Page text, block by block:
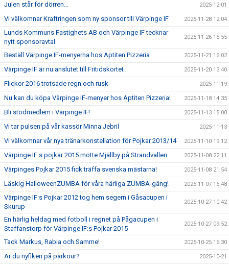
Julen står för dörren... 2025-12-01
Vi välkomnar Kraftringen som ny sponsor till Värpinge IF 2025-11-28 12:04
Lunds Kommuns Fastighets AB och Värpinge IF tecknar
nytt sponsoravtal
2025-11-26 15:55
Beställ Värpinge IF-menyerna hos Aptiten Pizzeria 2025-11-21 16:02
Värpinge IF är nu anslutet till Fritidskortet 2025-11-20 13:40
Flickor 2016 trotsade regn och rusk 2025-11-19
Nu kan du köpa Värpinge IF-menyer hos Aptiten Pizzeria! 2025-11-18 14:35
Bli stödmedlem i Värpinge IF! 2025-11-13 15:00
Vi tar pulsen på vår kassör Minna Jebril 2025-11-13
Vi välkomnar vår nya tränarkonstellation för Pojkar 2013/14 2025-11-10 19:12
Värpinge IF:s pojkar 2015 mötte Mjällby på Strandvallen 2025-11-08 22:11
Värpinges Pojkar 2015 fick träffa svenska mästarna! 2025-11-08 21:54
Läskig HalloweenZUMBA för våra härliga ZUMBA-gäng! 2025-11-07 15:48
Värpinge IF:s Pojkar 2012 tog hem segern i Gåsacupen i
Skurup
2025-10-27 10:42
En härlig heldag med fotboll i regnet på Pågacupen i
Staffanstorp för Värpinge IF:s Pojkar 2015
2025-10-27 09:52
Tack Markus, Rabia och Samme! 2025-10-25 16:30
Är du nyfiken på parkour? 2025-10-21